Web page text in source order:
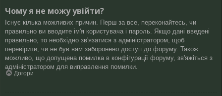
Чому я не можу увійти?
Існує кілька можливих причин. Перш за все, переконайтесь, чи
правильно ви вводите ім'я користувача і пароль. Якщо дані введені
правильно, то необхідно зв'язатися з адміністратором, щоб
перевірити, чи не був вам заборонено доступ до форуму. Також
можливо, що допущена помилка в конфігурації форуму, зв'яжіться з
адміністратором для виправлення помилки.
Догори